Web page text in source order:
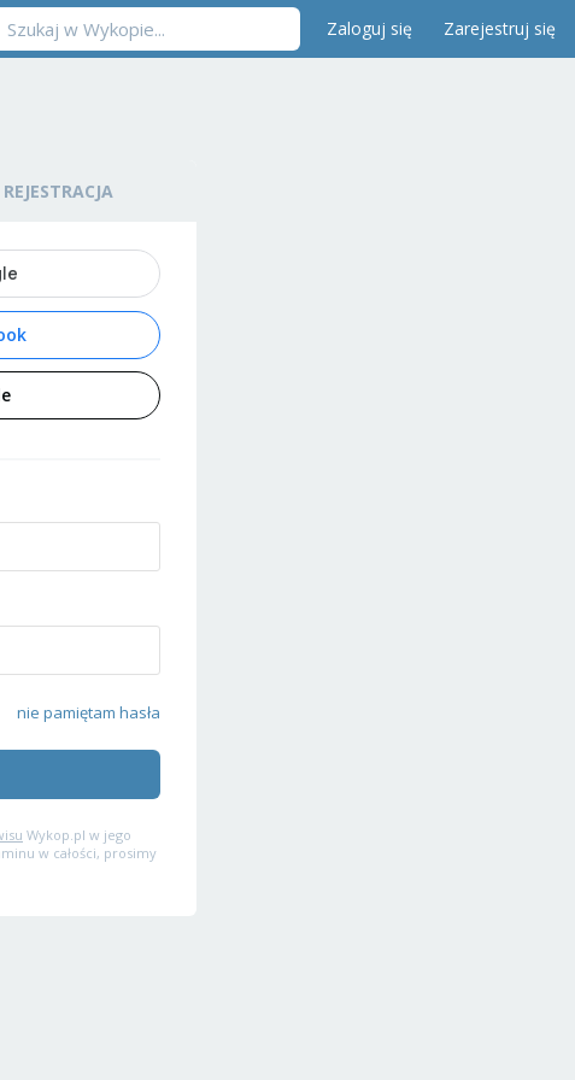
Zaloguj się Zarejestruj się
REJESTRACJA
nie pamiętam hasła
Wykop.pl w jego
w całości, prosimy